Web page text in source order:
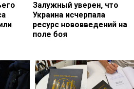
Залужный уверен, что
Украина исчерпала
ресурс нововведений на
поле боя